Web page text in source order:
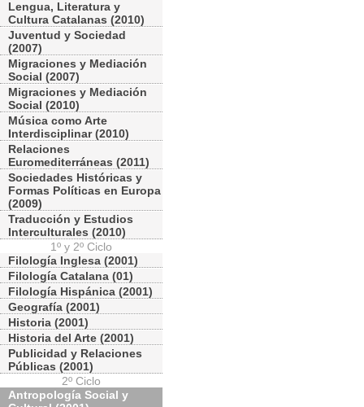
Lengua, Literatura y
Cultura Catalanas (2010)
Juventud y Sociedad
(2007)
Migraciones y Mediación
Social (2007)
Migraciones y Mediación
Social (2010)
Música como Arte
Interdisciplinar (2010)
Relaciones
Euromediterráneas (2011)
Sociedades Históricas y
Formas Políticas en Europa
(2009)
Traducción y Estudios
Interculturales (2010)
1º y 2º Ciclo
Filología Inglesa (2001)
Filología Catalana (01)
Filología Hispánica (2001)
Geografía (2001)
Historia (2001)
Historia del Arte (2001)
Publicidad y Relaciones
Públicas (2001)
2º Ciclo
Antropología Social y